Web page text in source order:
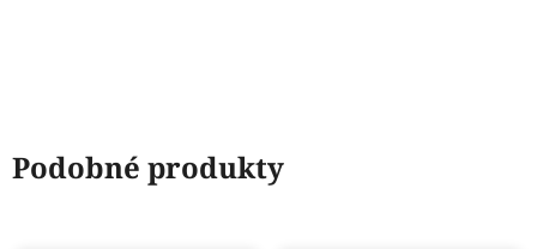
Podobné produkty